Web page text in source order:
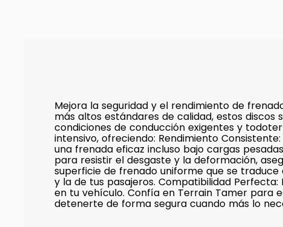
Mejora la seguridad y el rendimiento de
más altos estándares de calidad, estos
condiciones de conducción exigentes y
intensivo, ofreciendo: Rendimiento
una frenada eficaz incluso bajo cargas
para resistir el desgaste y la deformación,
superficie de frenado uniforme que se
y la de tus pasajeros. Compatibilidad
en tu vehículo. Confía en Terrain Tamer para
detenerte de forma segura cuando más lo